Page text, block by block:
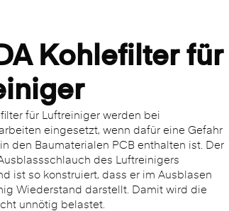
Kohlefilter für
für Luftreiniger werden bei
eingesetzt, wenn dafür eine Gefahr
den Baumaterialen PCB enthalten ist. Der
des Luftreinigers
ist so konstruiert, dass er im Ausblasen
Wiederstand darstellt. Damit wird die
unnötig belastet.